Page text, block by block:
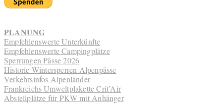
PLANUNG
Empfehlenswerte Unterkünfte
Empfehlenswerte Campingplätze
Sperrungen Pässe 2026
Historie Wintersperren Alpenpässe
Verkehrsinfos Alpenländer
Frankreichs Umweltplakette Crit’Air
Abstellplätze für PKW mit Anhänger